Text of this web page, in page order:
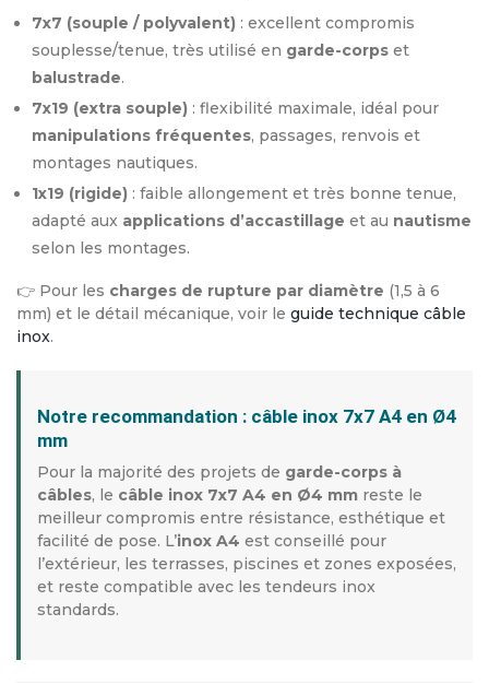
7x7 (souple / polyvalent) : excellent compromis
souplesse/tenue, très utilisé en garde-corps et
balustrade.
7x19 (extra souple) : flexibilité maximale, idéal pour
manipulations fréquentes, passages, renvois et
montages nautiques.
1x19 (rigide) : faible allongement et très bonne tenue,
adapté aux applications d’accastillage et au nautisme
selon les montages.
👉 Pour les charges de rupture par diamètre (1,5 à 6
mm) et le détail mécanique, voir le guide technique câble
inox.
Notre recommandation : câble inox 7x7 A4 en Ø4
mm
Pour la majorité des projets de garde-corps à
câbles, le câble inox 7x7 A4 en Ø4 mm reste le
meilleur compromis entre résistance, esthétique et
facilité de pose. L’inox A4 est conseillé pour
l’extérieur, les terrasses, piscines et zones exposées,
et reste compatible avec les tendeurs inox
standards.